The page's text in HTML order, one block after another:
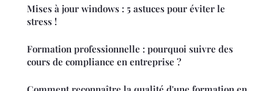
Mises à jour windows : 5 astuces pour éviter le
stress !
Formation professionnelle : pourquoi suivre des
cours de compliance en entreprise ?